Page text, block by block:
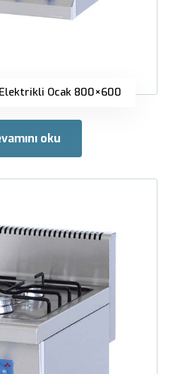
Ocak 800×600
oku